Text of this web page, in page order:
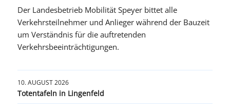
Der Landesbetrieb Mobilität Speyer bittet alle
Verkehrsteilnehmer und Anlieger während der Bauzeit
um Verständnis für die auftretenden
Verkehrsbeeinträchtigungen.
10. AUGUST 2026
Totentafeln in Lingenfeld